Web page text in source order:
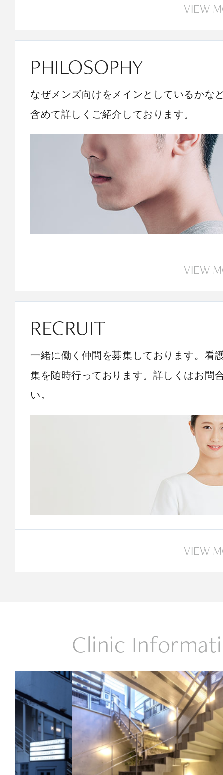
VIEW
PHILOSOPHY
なぜメンズ向けをメインとしているかな
含めて詳しくご紹介しております。
VIEW
RECRUIT
一緒に働く仲間を募集しております。看
集を随時行っております。詳しくはお問
い。
VIEW
Clinic